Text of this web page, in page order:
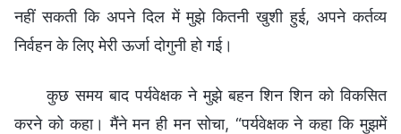
नहीं सकती कि अपने दिल में मुझे कितनी खुशी हुई, अपने कर्तव्य
निर्वहन के लिए मेरी ऊर्जा दोगुनी हो गई।
कुछ समय बाद पर्यवेक्षक ने मुझे बहन शिन शिन को विकसित
करने को कहा। मैंने मन ही मन सोचा, “पर्यवेक्षक ने कहा कि मुझमें